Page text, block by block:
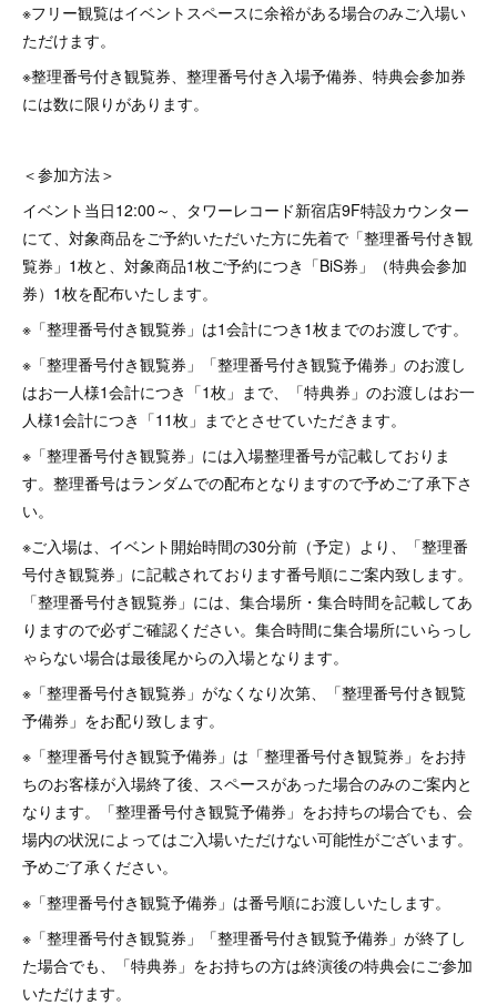
※フリー観覧はイベントスペースに余裕がある場合のみご入場い
ただけます。
※整理番号付き観覧券、整理番号付き入場予備券、特典会参加券
には数に限りがあります。
＜参加方法＞
イベント当日12:00～、タワーレコード新宿店9F特設カウンター
にて、対象商品をご予約いただいた方に先着で「整理番号付き観
覧券」1枚と、対象商品1枚ご予約につき「BiS券」（特典会参加
券）1枚を配布いたします。
※「整理番号付き観覧券」は1会計につき1枚までのお渡しです。
※「整理番号付き観覧券」「整理番号付き観覧予備券」のお渡し
はお一人様1会計につき「1枚」まで、「特典券」のお渡しはお一
人様1会計につき「11枚」までとさせていただきます。
※「整理番号付き観覧券」には入場整理番号が記載しておりま
す。整理番号はランダムでの配布となりますので予めご了承下さ
い。
※ご入場は、イベント開始時間の30分前（予定）より、「整理番
号付き観覧券」に記載されております番号順にご案内致します。
「整理番号付き観覧券」には、集合場所・集合時間を記載してあ
りますので必ずご確認ください。集合時間に集合場所にいらっし
ゃらない場合は最後尾からの入場となります。
※「整理番号付き観覧券」がなくなり次第、「整理番号付き観覧
予備券」をお配り致します。
※「整理番号付き観覧予備券」は「整理番号付き観覧券」をお持
ちのお客様が入場終了後、スペースがあった場合のみのご案内と
なります。「整理番号付き観覧予備券」をお持ちの場合でも、会
場内の状況によってはご入場いただけない可能性がございます。
予めご了承ください。
※「整理番号付き観覧予備券」は番号順にお渡しいたします。
※「整理番号付き観覧券」「整理番号付き観覧予備券」が終了し
た場合でも、「特典券」をお持ちの方は終演後の特典会にご参加
いただけます。